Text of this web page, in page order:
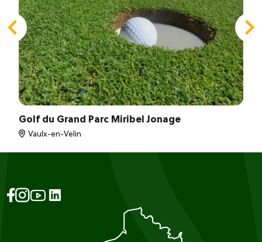
Golf du Grand Parc Miribel Jonage
Vaulx-en-Velin